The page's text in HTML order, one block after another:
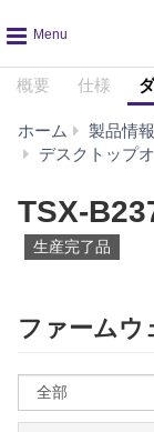
global
navigation
概要 仕様
ホーム 製品情報
デスクトップ
TSX-
生産完了品
ファームウ